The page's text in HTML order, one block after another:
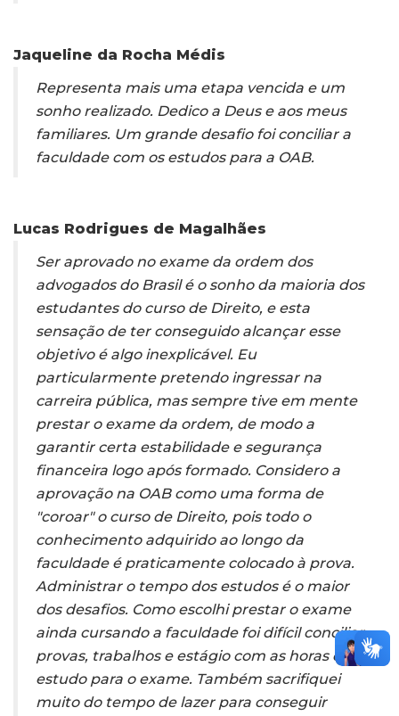
Jaqueline da Rocha Médis
Representa mais uma etapa vencida e um
sonho realizado. Dedico a Deus e aos meus
familiares. Um grande desafio foi conciliar a
faculdade com os estudos para a OAB.
Lucas Rodrigues de Magalhães
Ser aprovado no exame da ordem dos
advogados do Brasil é o sonho da maioria dos
estudantes do curso de Direito, e esta
sensação de ter conseguido alcançar esse
objetivo é algo inexplicável. Eu
particularmente pretendo ingressar na
carreira pública, mas sempre tive em mente
prestar o exame da ordem, de modo a
garantir certa estabilidade e segurança
financeira logo após formado. Considero a
aprovação na OAB como uma forma de
"coroar" o curso de Direito, pois todo o
conhecimento adquirido ao longo da
faculdade é praticamente colocado à prova.
Administrar o tempo dos estudos é o maior
dos desafios. Como escolhi prestar o exame
ainda cursando a faculdade foi difícil conciliar
provas, trabalhos e estágio com as horas de
estudo para o exame. Também sacrifiquei
muito do tempo de lazer para conseguir